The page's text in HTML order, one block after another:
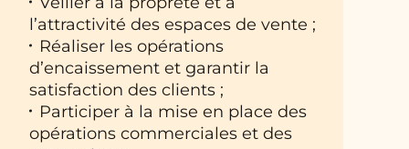
l’attractivité des espaces de vente ;
Réaliser les opérations
d’encaissement et garantir la
satisfaction des clients ;
Participer à la mise en place des
opérations commerciales et des